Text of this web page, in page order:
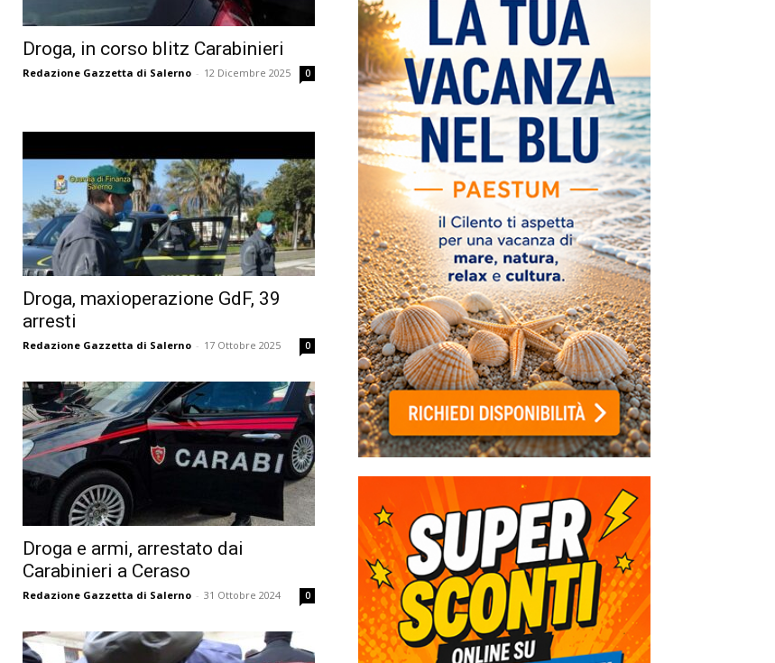
Droga, in corso blitz Carabinieri
Redazione Gazzetta di Salerno - 12 Dicembre 2025 0
Droga, maxioperazione GdF, 39
arresti
Redazione Gazzetta di Salerno - 17 Ottobre 2025 0
Droga e armi, arrestato dai
Carabinieri a Ceraso
Redazione Gazzetta di Salerno - 31 Ottobre 2024 0